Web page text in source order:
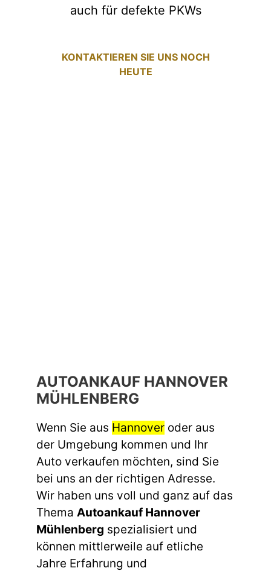
auch für defekte PKWs
KONTAKTIEREN SIE UNS NOCH
HEUTE
AUTOANKAUF HANNOVER
MÜHLENBERG
Wenn Sie aus Hannover oder aus
der Umgebung kommen und Ihr
Auto verkaufen möchten, sind Sie
bei uns an der richtigen Adresse.
Wir haben uns voll und ganz auf das
Thema Autoankauf Hannover
Mühlenberg spezialisiert und
können mittlerweile auf etliche
Jahre Erfahrung und